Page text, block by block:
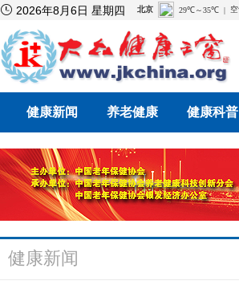
 2026年8月6日 星期四
健康新闻 养老健康 健康科普
健康新闻